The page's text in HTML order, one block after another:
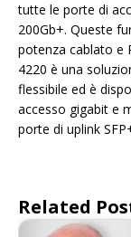
tutte le porte di
200Gb+. Queste
potenza cablato e
4220 è una
flessibile ed è
accesso gigabit e
porte di uplink
Related